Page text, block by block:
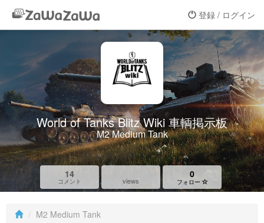
登録 / ログイン
World of Tanks Blitz Wiki 車輌掲示板
M2 Medium Tank
14
コメント views
0
フォロー
M2 Medium Tank